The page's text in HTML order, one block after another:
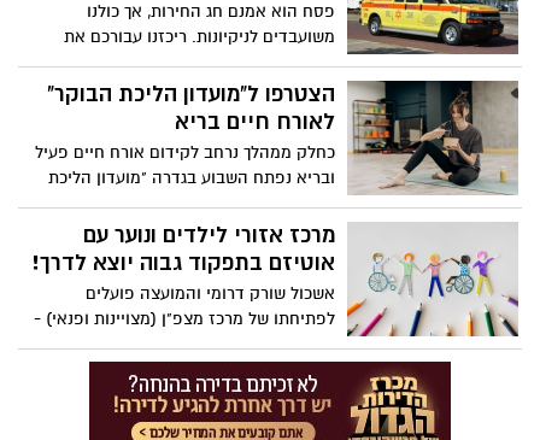
הפוליטיקאים – אי אפשר למנות שופט לעליון
(ולמנות שופטים לשלום ולמחוזי צריך 5 חברי
ועדה מ9 וכאמור השופטים הם 3). עוד
בכתבה - האם השופטים בעליון שמאלניים?
האם הם הגיעו ממשפחות אליטיסטיות
עשירות? האם הם קליקה סגורה? פרומו - 12
מתוך 15 השופטים בעליון נולדו בארץ, 5 מהם
והתחנכו בישיבות ותיכוניים דתיים.
פסח הוא אמנם חג החירות, אך כולנו
משועבדים לניקיונות. ריכזנו עבורכם את
המלצות מד"א לניקיון בטוח וזהיר. חג שמח!
הצטרפו ל"מועדון הליכת הבוקר"
לאורח חיים בריא
כחלק ממהלך נרחב לקידום אורח חיים פעיל
ובריא נפתח השבוע בגדרה "מועדון הליכת
הבוקר" – קבוצות הליכת בוקר מודרכות
מרכז אזורי לילדים ונוער עם
אוטיזם בתפקוד גבוה יוצא לדרך!
אשכול שורק דרומי והמועצה פועלים
לפתיחתו של מרכז מצפ"ן (מצויינות ופנאי) -
אשר עתיד לפעול עבור ילדים ונוער עם
אוטיזם בתפקוד גבוה.